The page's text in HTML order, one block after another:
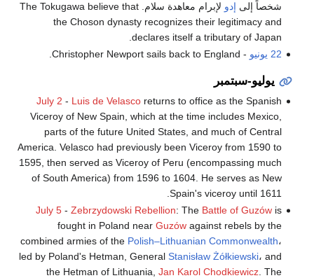
شخصاً إلى إدو
لإبرام معاهدة سلام. The Tokugawa believe that
the Choson dynasty recognizes their legitimacy and
declares itself a tributary of Japan.
22 يونيو
- Christopher Newport sails back to England.
يوليو-سبتمبر
July 2 - Luis de Velascoreturns to office as the Spanish
Viceroy of New Spain, which at the time includes Mexico,
parts of the future United States, and much of Central
America. Velasco had previously been Viceroy from 1590 to
1595, then served as Viceroy of Peru (encompassing much
of South America) from 1596 to 1604. He serves as New
Spain's viceroy until 1611.
July 5- Zebrzydowski Rebellion: The Battle of Guzówis
fought in Poland near Guzówagainst rebels by the
combined armies of the Polish–Lithuanian Commonwealth،
led by Poland's Hetman, General Stanisław Żółkiewski، and
the Hetman of Lithuania, Jan Karol Chodkiewicz. The